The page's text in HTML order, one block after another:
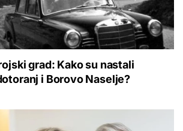
grad: Kako su nastali
i Borovo Naselje?